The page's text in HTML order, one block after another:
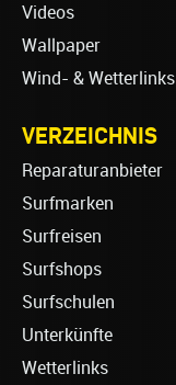
Videos
Wallpaper
Wind- & Wetterlinks
VERZEICHNIS
Reparaturanbieter
Surfmarken
Surfreisen
Surfshops
Surfschulen
Unterkünfte
Wetterlinks